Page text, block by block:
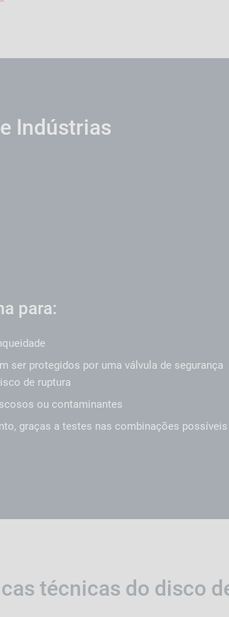
Indústrias
para:
ser protegidos por uma válvula de segurança
de ruptura
ou contaminantes
graças a testes nas combinações possíveis
técnicas do disco